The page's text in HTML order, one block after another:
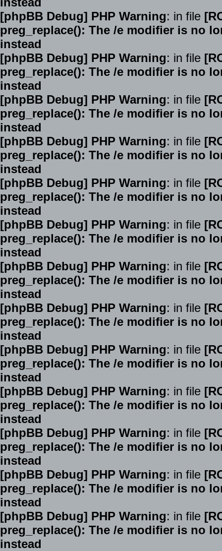
[phpBB Debug] PHP Warning: in file
preg_replace(): The /e modifier is no
instead
[phpBB Debug] PHP Warning: in file
preg_replace(): The /e modifier is no
instead
[phpBB Debug] PHP Warning: in file
preg_replace(): The /e modifier is no
instead
[phpBB Debug] PHP Warning: in file
preg_replace(): The /e modifier is no
instead
[phpBB Debug] PHP Warning: in file
preg_replace(): The /e modifier is no
instead
[phpBB Debug] PHP Warning: in file
preg_replace(): The /e modifier is no
instead
[phpBB Debug] PHP Warning: in file
preg_replace(): The /e modifier is no
instead
[phpBB Debug] PHP Warning: in file
preg_replace(): The /e modifier is no
instead
[phpBB Debug] PHP Warning: in file
preg_replace(): The /e modifier is no
instead
[phpBB Debug] PHP Warning: in file
preg_replace(): The /e modifier is no
instead
[phpBB Debug] PHP Warning: in file
preg_replace(): The /e modifier is no
instead
[phpBB Debug] PHP Warning: in file
preg_replace(): The /e modifier is no
instead
[phpBB Debug] PHP Warning: in file
preg_replace(): The /e modifier is no
instead